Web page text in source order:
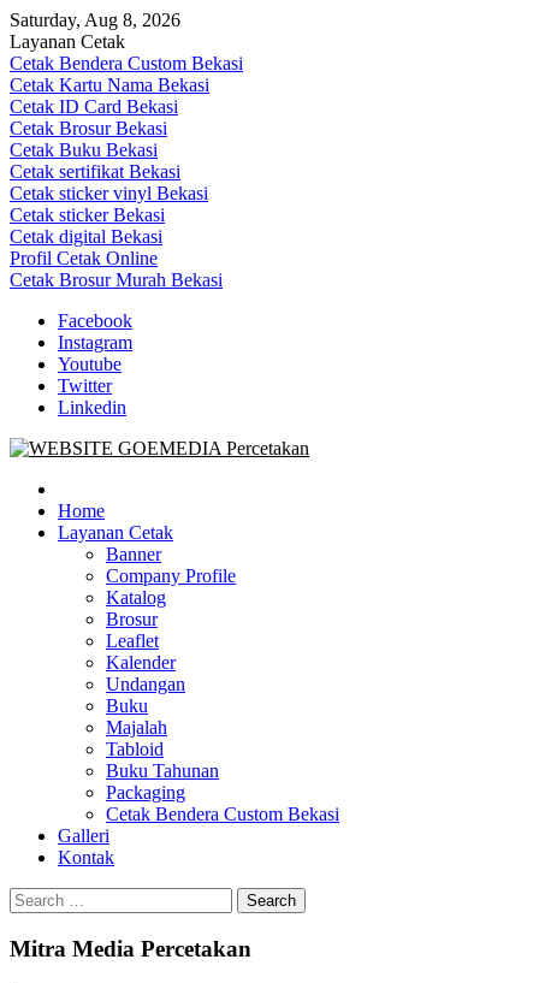
Skip
to
content
Saturday, Aug 8, 2026
Layanan Cetak
Cetak Bendera Custom Bekasi
Cetak Kartu Nama Bekasi
Cetak ID Card Bekasi
Cetak Brosur Bekasi
Cetak Buku Bekasi
Cetak sertifikat Bekasi
Cetak sticker vinyl Bekasi
Cetak sticker Bekasi
Cetak digital Bekasi
Profil Cetak Online
Cetak Brosur Murah Bekasi
Facebook
Instagram
Youtube
Twitter
Linkedin
Goe Media Percetakan | 0822-4439-5599 (Call/WA)
0822-4439-5599 (Call/WA) Percetakan jasa cetak banner buku yasin
invoice kartu nama label map nota spanduk stiker undangan
pernikahan murah online 24 jam
Home
Layanan Cetak
Banner
Company Profile
Katalog
Brosur
Leaflet
Kalender
Undangan
Buku
Majalah
Tabloid
Buku Tahunan
Packaging
Cetak Bendera Custom Bekasi
Galleri
Kontak
Search
for:
Mitra Media Percetakan